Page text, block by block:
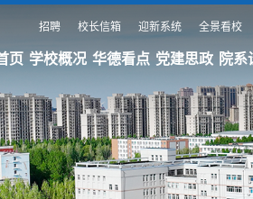
招聘 校长信箱 迎新系统 全景看校
页 学校概况 华德看点 党建思政 院系